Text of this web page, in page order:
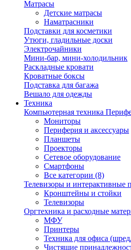
Матрасы
Детские матрасы
Наматрасники
Подставки для косметики
Утюги, гладильные доски
Электрочайники
Мини-бар, мини-холодильник
Раскладные кровати
Кроватные боксы
Подставка для багажа
Вешало для одежды
Техника
Компьютерная техника
Мониторы
Периферия и аксессуары
Планшеты
Проекторы
Сетевое оборудование
Смартфоны
Все категории (8)
Телевизоры и интерактивные
Кронштейны и стойки
Телевизоры
Оргтехника и расходные
МФУ
Принтеры
Техника для офиса
Чистящие